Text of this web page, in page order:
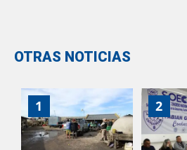
OTRAS NOTICIAS
1 2